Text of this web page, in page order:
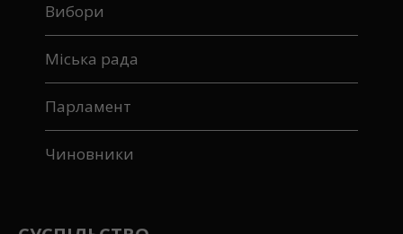
Вибори
Міська рада
Парламент
Чиновники